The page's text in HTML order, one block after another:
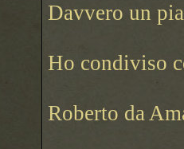
Davvero un
Ho condiviso
Roberto da